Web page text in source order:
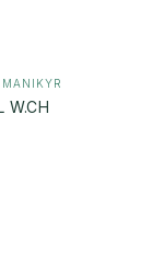
MANIKYR
W.CH